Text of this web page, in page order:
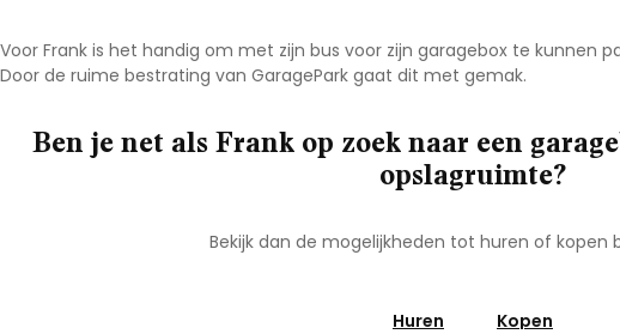
Voor Frank is het handig om met zijn bus voor zijn garagebox te kunnen
Door de ruime bestrating van GaragePark gaat dit met gemak.
Ben je net als Frank op zoek naar een
opslagruimte?
Bekijk dan de mogelijkheden tot huren of kopen
Huren Kopen